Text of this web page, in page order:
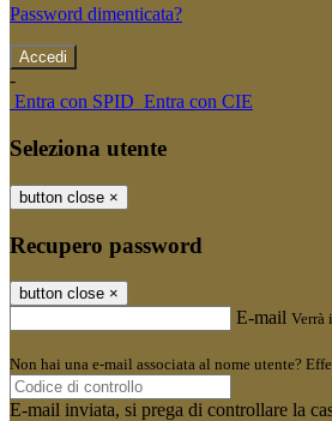
Password dimenticata?
-
Entra con SPID Entra con CIE
Seleziona utente
button close ×
Recupero password
button close ×
E-mail Verrà
Non hai una e-mail associata al nome utente?
E-mail inviata, si prega di controllare la